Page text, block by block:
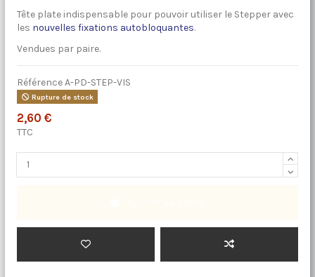
Tête plate indispensable pour pouvoir utiliser le Stepper avec
les nouvelles fixations autobloquantes.
Vendues par paire.
RéférenceA-PD-STEP-VIS
Rupture de stock
2,60 €
TTC